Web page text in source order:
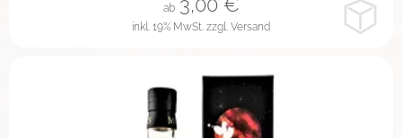
inkl. 19% MwSt. zzgl. Versand
ab